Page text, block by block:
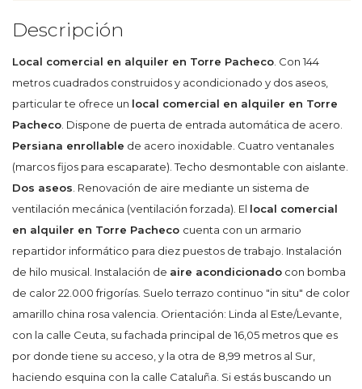
Descripción
Local comercial en alquiler en Torre Pacheco . Con 144
metros cuadrados construidos y acondicionado y dos aseos,
particular te ofrece un local comercial en alquiler en Torre
Pacheco . Dispone de puerta de entrada automática de acero.
Persiana enrollable de acero inoxidable. Cuatro ventanales
(marcos fijos para escaparate). Techo desmontable con aislante.
Dos aseos . Renovación de aire mediante un sistema de
ventilación mecánica (ventilación forzada). El local comercial
en alquiler en Torre Pacheco cuenta con un armario
repartidor informático para diez puestos de trabajo. Instalación
de hilo musical. Instalación de aire acondicionado con bomba
de calor 22.000 frigorías. Suelo terrazo continuo "in situ" de color
amarillo china rosa valencia. Orientación: Linda al Este/Levante,
con la calle Ceuta, su fachada principal de 16,05 metros que es
por donde tiene su acceso, y la otra de 8,99 metros al Sur,
haciendo esquina con la calle Cataluña. Si estás buscando un